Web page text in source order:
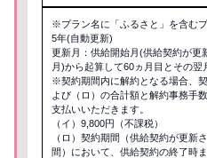
※プラン名に「ふるさと」を含む
5年(自動更新)
更新月：供給開始月(供給契約が更
月)から起算して60ヵ月目とその翌
※契約期間内に解約となる場合、
よび（ロ）の合計額と解約事務手
支払いいただきます。
（イ）9,800円（不課税）
（ロ）契約期間（供給契約が更新
間）において、供給契約の終了時